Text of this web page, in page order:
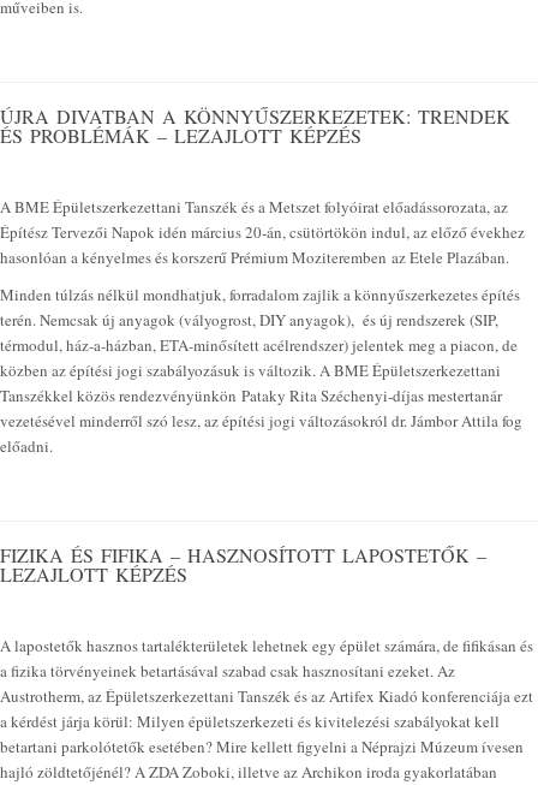
műveiben is.
ÚJRA DIVATBAN A KÖNNYŰSZERKEZETEK: TRENDEK
ÉS PROBLÉMÁK – LEZAJLOTT KÉPZÉS
A BME Épületszerkezettani Tanszék és a Metszet folyóirat előadássorozata, az
Építész Tervezői Napok idén március 20-án, csütörtökön indul, az előző évekhez
hasonlóan a kényelmes és korszerű Prémium Moziteremben az Etele Plazában.
Minden túlzás nélkül mondhatjuk, forradalom zajlik a könnyűszerkezetes építés
terén. Nemcsak új anyagok (vályogrost, DIY anyagok), és új rendszerek (SIP,
térmodul, ház-a-házban, ETA-minősített acélrendszer) jelentek meg a piacon, de
közben az építési jogi szabályozásuk is változik. A BME Épületszerkezettani
Tanszékkel közös rendezvényünkön Pataky Rita Széchenyi-díjas mestertanár
vezetésével minderről szó lesz, az építési jogi változásokról dr. Jámbor Attila fog
előadni.
FIZIKA ÉS FIFIKA – HASZNOSÍTOTT LAPOSTETŐK –
LEZAJLOTT KÉPZÉS
A lapostetők hasznos tartalékterületek lehetnek egy épület számára, de fifikásan és
a fizika törvényeinek betartásával szabad csak hasznosítani ezeket. Az
Austrotherm, az Épületszerkezettani Tanszék és az Artifex Kiadó konferenciája ezt
a kérdést járja körül: Milyen épületszerkezeti és kivitelezési szabályokat kell
betartani parkolótetők esetében? Mire kellett figyelni a Néprajzi Múzeum ívesen
hajló zöldtetőjénél? A ZDA Zoboki, illetve az Archikon iroda gyakorlatában